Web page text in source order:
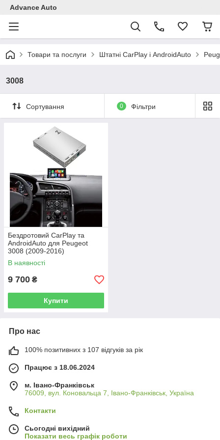
Advance Auto
Товари та послуги Штатні CarPlay і AndroidAuto
3008
Сортування 0 Фільтри
Бездротовий CarPlay та
AndroidAuto для Peugeot
3008 (2009-2016)
SMEG&MRN System
В наявності
9 700 ₴
Купити
Про нас
100% позитивних з 107 відгуків за рік
Працює з 18.06.2024
м. Івано-Франківськ
76009, вул. Коновальца 7, Івано-Франківськ, Україна
Контакти
Сьогодні вихідний
Показати весь графік роботи